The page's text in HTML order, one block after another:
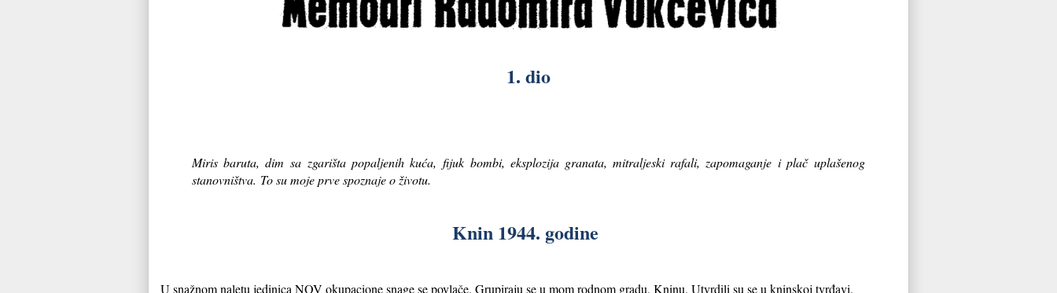
1. dio
Miris baruta, dim sa zgarišta popaljenih kuća,fijuk bombi, eksplozija granata, mitraljeski rafali, zapomaganje i plač uplašenog
stanovništva. To su moje prve spoznaje o životu.
Knin 1944. godine
U snažnom naletu jedinica NOV okupacione snage se povlače. Grupiraju se u mom rodnom gradu, Kninu. Utvrdili su se u kninskoj tvrđavi.